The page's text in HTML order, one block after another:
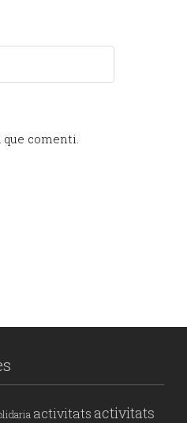
comenti.
activitats activitats